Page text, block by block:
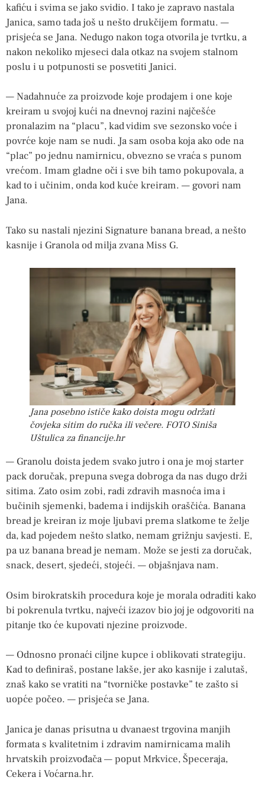
kafiću i svima se jako svidio. I tako je zapravo nastala
Janica, samo tada još u nešto drukčijem formatu. —
prisjeća se Jana. Nedugo nakon toga otvorila je tvrtku, a
nakon nekoliko mjeseci dala otkaz na svojem stalnom
poslu i u potpunosti se posvetiti Janici.
— Nadahnuće za proizvode koje prodajem i one koje
kreiram u svojoj kući na dnevnoj razini najčešće
pronalazim na “placu”, kad vidim sve sezonsko voće i
povrće koje nam se nudi. Ja sam osoba koja ako ode na
“plac” po jednu namirnicu, obvezno se vraća s punom
vrećom. Imam gladne oči i sve bih tamo pokupovala, a
kad to i učinim, onda kod kuće kreiram. — govori nam
Jana.
Tako su nastali njezini Signature banana bread, a nešto
kasnije i Granola od milja zvana Miss G.
Jana posebno ističe kako doista mogu održati
čovjeka sitim do ručka ili večere. FOTO Siniša
Uštulica za financije.hr
— Granolu doista jedem svako jutro i ona je moj starter
pack doručak, prepuna svega dobroga da nas dugo drži
sitima. Zato osim zobi, radi zdravih masnoća ima i
bučinih sjemenki, badema i indijskih oraščića. Banana
bread je kreiran iz moje ljubavi prema slatkome te želje
da, kad pojedem nešto slatko, nemam grižnju savjesti. E,
pa uz banana bread je nemam. Može se jesti za doručak,
snack, desert, sjedeći, stojeći. — objašnjava nam.
Osim birokratskih procedura koje je morala odraditi kako
bi pokrenula tvrtku, najveći izazov bio joj je odgovoriti na
pitanje tko će kupovati njezine proizvode.
— Odnosno pronaći ciljne kupce i oblikovati strategiju.
Kad to definiraš, postane lakše, jer ako kasnije i zalutaš,
znaš kako se vratiti na “tvorničke postavke” te zašto si
uopće počeo. — prisjeća se Jana.
Janica je danas prisutna u dvanaest trgovina manjih
formata s kvalitetnim i zdravim namirnicama malih
hrvatskih proizvođača — poput Mrkvice, Špeceraja,
Cekera i Voćarna.hr.